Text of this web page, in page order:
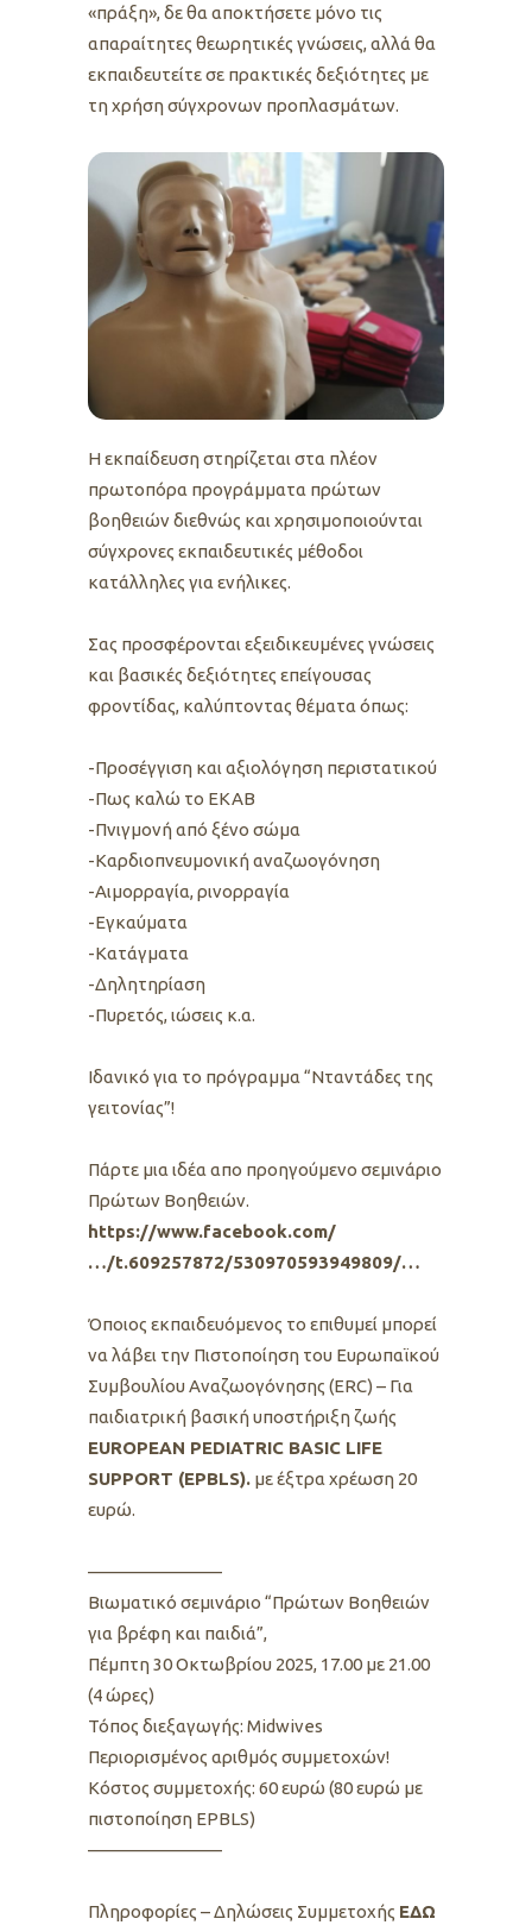
«πράξη», δε θα αποκτήσετε μόνο τις
απαραίτητες θεωρητικές γνώσεις, αλλά θα
εκπαιδευτείτε σε πρακτικές δεξιότητες με
τη χρήση σύγχρονων προπλασμάτων.
Η εκπαίδευση στηρίζεται στα πλέον
πρωτοπόρα προγράμματα πρώτων
βοηθειών διεθνώς και χρησιμοποιούνται
σύγχρονες εκπαιδευτικές μέθοδοι
κατάλληλες για ενήλικες.
Σας προσφέρονται εξειδικευμένες γνώσεις
και βασικές δεξιότητες επείγουσας
φροντίδας, καλύπτοντας θέματα όπως:
-Προσέγγιση και αξιολόγηση περιστατικού
-Πως καλώ το ΕΚΑΒ
-Πνιγμονή από ξένο σώμα
-Καρδιοπνευμονική αναζωογόνηση
-Αιμορραγία, ρινορραγία
-Εγκαύματα
-Κατάγματα
-Δηλητηρίαση
-Πυρετός, ιώσεις κ.α.
Ιδανικό για το πρόγραμμα “Νταντάδες της
γειτονίας”!
Πάρτε μια ιδέα απο προηγούμενο σεμινάριο
Πρώτων Βοηθειών.
https://www.facebook.com/
…/t.609257872/530970593949809/…
Όποιος εκπαιδευόμενος το επιθυμεί μπορεί
να λάβει την Πιστοποίηση του Ευρωπαϊκού
Συμβουλίου Αναζωογόνησης (ERC) – Για
παιδιατρική βασική υποστήριξη ζωής
EUROPEAN PEDIATRIC BASIC LIFE
SUPPORT (EPBLS). με έξτρα χρέωση 20
ευρώ.
———————–
Βιωματικό σεμινάριο “Πρώτων Βοηθειών
για βρέφη και παιδιά”,
Πέμπτη 30 Οκτωβρίου 2025, 17.00 με 21.00
(4 ώρες)
Τόπος διεξαγωγής: Midwives
Περιορισμένος αριθμός συμμετοχών!
Κόστος συμμετοχής: 60 ευρώ (80 ευρώ με
πιστοποίηση EPBLS)
———————–
Πληροφορίες – Δηλώσεις Συμμετοχής ΕΔΩ